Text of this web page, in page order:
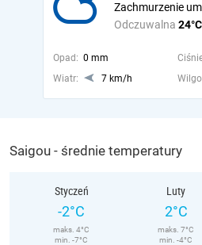
Odczuwalna 24°C
Zachmurzenie
Opad: 0 mm
Wiatr:
7 km/h
Saigou - średnie temperatury
Styczeń
-2°C
maks. 4°C
min. -7°C
Luty
2°C
maks. 7°C
min. -4°C